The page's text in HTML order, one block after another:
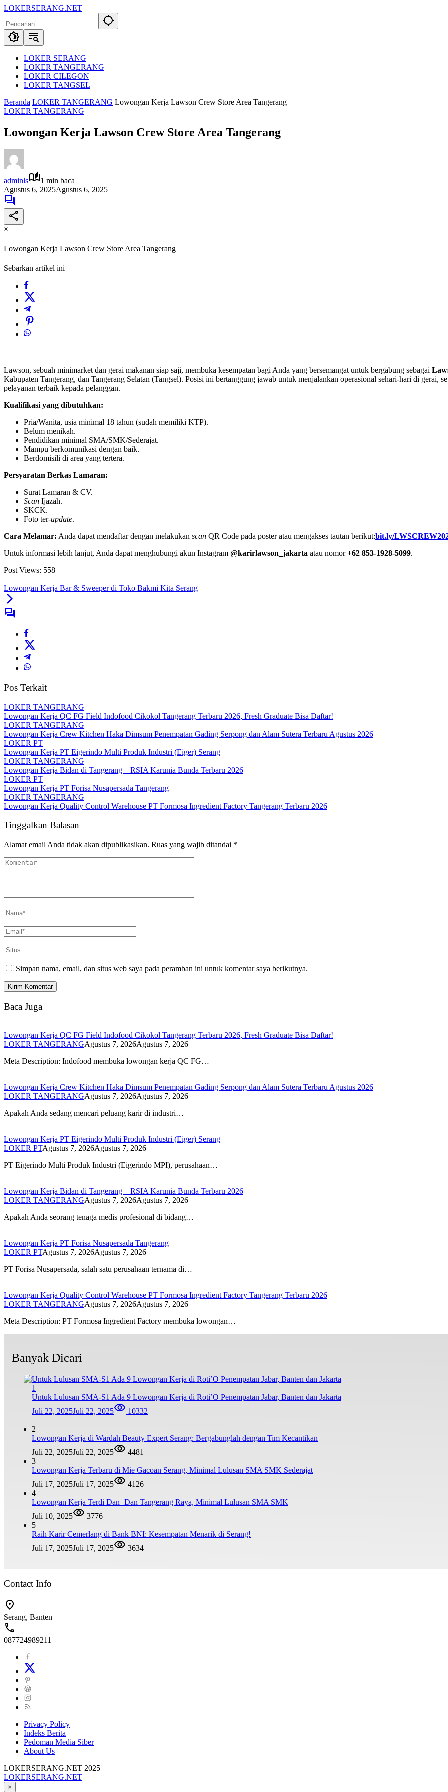
Langsung
konten
LOKERSERANG.NET
Lowongan
Kerja
Serang
SekitarnyaLOKER SERANG
LOKER TANGERANG
LOKER CILEGON
LOKER TANGSEL
Beranda LOKER TANGERANG Lowongan Kerja Lawson Crew Store Area Tangerang
LOKER TANGERANG
Lowongan Kerja Lawson Crew Store Area Tangerang
adminls
1 min baca
Agustus 6, 2025Agustus 6, 2025
×
Lowongan Kerja Lawson Crew Store Area Tangerang
Sebarkan artikel ini
Lawson, sebuah minimarket dan gerai makanan siap saji, membuka kesempatan bagi Anda yang bersemangat untuk bergabung sebagai
Kabupaten Tangerang, dan Tangerang Selatan (Tangsel). Posisi ini bertanggung jawab untuk menjalankan operasional sehari-hari di gerai,
pelayanan terbaik kepada pelanggan.
Kualifikasi yang dibutuhkan:
Pria/Wanita, usia minimal 18 tahun (sudah memiliki KTP).
Belum menikah.
Pendidikan minimal SMA/SMK/Sederajat.
Mampu berkomunikasi dengan baik.
Berdomisili di area yang tertera.
Persyaratan Berkas Lamaran:
Surat Lamaran & CV.
Scan Ijazah.
SKCK.
Foto ter-update.
Cara Melamar: Anda dapat mendaftar dengan melakukan scan QR Code pada poster atau mengakses tautan berikut:bit.ly/
Untuk informasi lebih lanjut, Anda dapat menghubungi akun Instagram @karirlawson_jakarta atau nomor+62 853-1928-5099.
Post Views: 558
Lowongan Kerja Bar & Sweeper di Toko Bakmi Kita Serang
Pos Terkait
LOKER TANGERANG
Lowongan Kerja QC FG Field Indofood Cikokol Tangerang Terbaru 2026, Fresh Graduate Bisa Daftar!
LOKER TANGERANG
Lowongan Kerja Crew Kitchen Haka Dimsum Penempatan Gading Serpong dan Alam Sutera Terbaru Agustus 2026
LOKER PT
Lowongan Kerja PT Eigerindo Multi Produk Industri (Eiger) Serang
LOKER TANGERANG
Lowongan Kerja Bidan di Tangerang – RSIA Karunia Bunda Terbaru 2026
LOKER PT
Lowongan Kerja PT Forisa Nusapersada Tangerang
LOKER TANGERANG
Lowongan Kerja Quality Control Warehouse PT Formosa Ingredient Factory Tangerang Terbaru 2026
Tinggalkan Balasan
Alamat email Anda tidak akan dipublikasikan. Ruas yang wajib ditandai *
Simpan nama, email, dan situs web saya pada peramban ini untuk komentar saya berikutnya.
Baca Juga
Lowongan Kerja QC FG Field Indofood Cikokol Tangerang Terbaru 2026, Fresh Graduate Bisa Daftar!
LOKER TANGERANGAgustus 7, 2026Agustus 7, 2026
Meta Description: Indofood membuka lowongan kerja QC FG…
Lowongan Kerja Crew Kitchen Haka Dimsum Penempatan Gading Serpong dan Alam Sutera Terbaru Agustus 2026
LOKER TANGERANGAgustus 7, 2026Agustus 7, 2026
Apakah Anda sedang mencari peluang karir di industri…
Lowongan Kerja PT Eigerindo Multi Produk Industri (Eiger) Serang
LOKER PTAgustus 7, 2026Agustus 7, 2026
PT Eigerindo Multi Produk Industri (Eigerindo MPI), perusahaan…
Lowongan Kerja Bidan di Tangerang – RSIA Karunia Bunda Terbaru 2026
LOKER TANGERANGAgustus 7, 2026Agustus 7, 2026
Apakah Anda seorang tenaga medis profesional di bidang…
Lowongan Kerja PT Forisa Nusapersada Tangerang
LOKER PTAgustus 7, 2026Agustus 7, 2026
PT Forisa Nusapersada, salah satu perusahaan ternama di…
Lowongan Kerja Quality Control Warehouse PT Formosa Ingredient Factory Tangerang Terbaru 2026
LOKER TANGERANGAgustus 7, 2026Agustus 7, 2026
Meta Description: PT Formosa Ingredient Factory membuka lowongan…
Banyak Dicari
1
Untuk Lulusan SMA-S1 Ada 9 Lowongan Kerja di Roti’O Penempatan Jabar, Banten dan Jakarta
Juli 22, 2025Juli 22, 2025 10332
2
Lowongan Kerja di Wardah Beauty Expert Serang: Bergabunglah dengan Tim Kecantikan
Juli 22, 2025Juli 22, 2025
4481
3
Lowongan Kerja Terbaru di Mie Gacoan Serang, Minimal Lulusan SMA SMK Sederajat
Juli 17, 2025Juli 17, 2025
4126
4
Lowongan Kerja Terdi Dan+Dan Tangerang Raya, Minimal Lulusan SMA SMK
Juli 10, 2025
3776
5
Raih Karir Cemerlang di Bank BNI: Kesempatan Menarik di Serang!
Juli 17, 2025Juli 17, 2025 3634
Contact Info
Serang, Banten
087724989211
Privacy Policy
Indeks Berita
Pedoman Media Siber
About Us
LOKERSERANG.NET 2025
LOKERSERANG.NET
Info
×